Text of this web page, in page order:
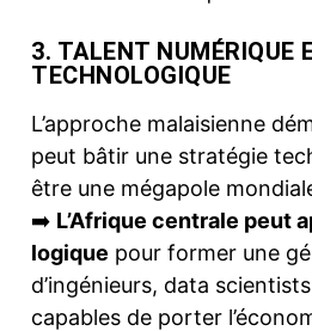
3. TALENT NUMÉRIQUE
TECHNOLOGIQUE
L’approche malaisienne
peut bâtir une stratégie
être une mégapole
➡️ L’Afrique centrale peut
logique pour former une
d’ingénieurs, data
capables de porter